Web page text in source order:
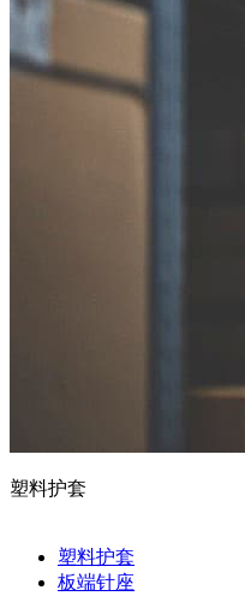
塑料护套
塑料护套
板端针座